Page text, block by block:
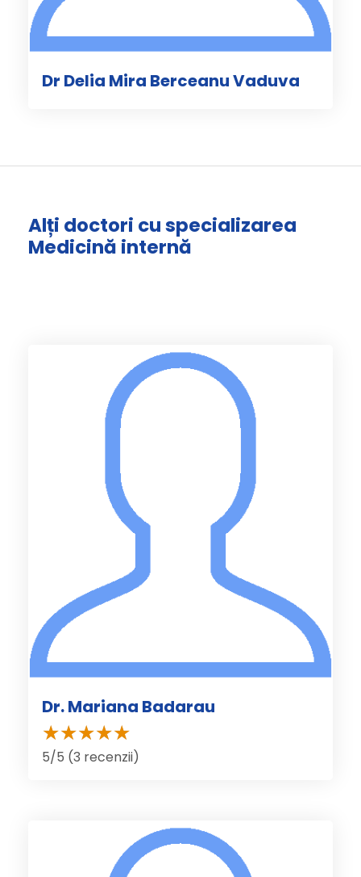
Dr Delia Mira Berceanu Vaduva
Alți doctori cu specializarea
Medicină internă
Dr. Mariana Badarau
5/5 (3 recenzii)